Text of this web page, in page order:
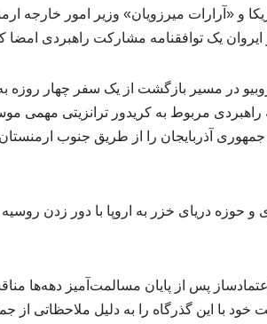
و «آرارات میرزویان» وزیر امور خارجه
ایروان یک توافقنامه مشارکت‌ راهبردی امضا
در مسیر بازگشت از یک سفر چهار روزه
راهبردی مربوط به کریدور ترانزیتی مهمی
آذربایجان را از طریق جنوب
حوزه دریای خزر به اروپا با دور زدن
پس از پایان مسالمت‌آمیز دهه‌ها
با این گذرگاه را به دلیل ملاحظاتی از